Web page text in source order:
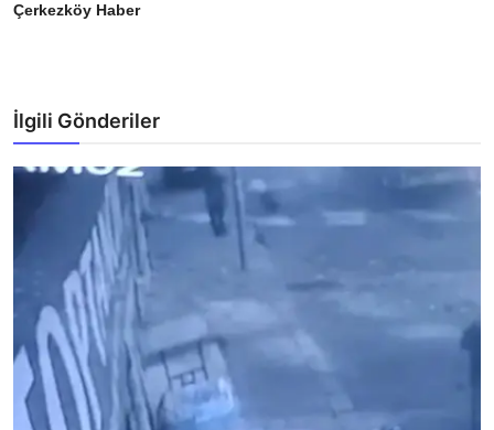
Çerkezköy Haber
İlgili Gönderiler